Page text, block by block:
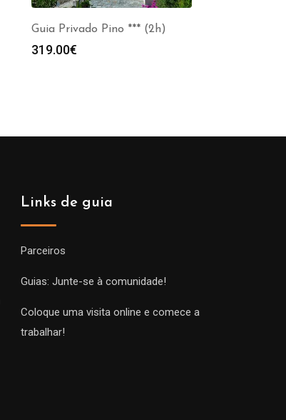
Guia Privado Pino *** (2h)
319.00€
Links de guia
Parceiros
Guias: Junte-se à comunidade!
Coloque uma visita online e comece a
trabalhar!